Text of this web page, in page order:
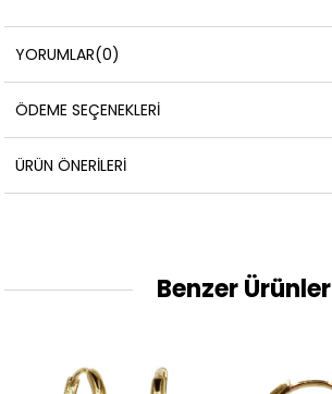
YORUMLAR(0)
ÖDEME SEÇENEKLERI
ÜRÜN ÖNERILERI
Benzer Ürünler